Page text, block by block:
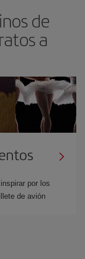
de
a
por los
de avión